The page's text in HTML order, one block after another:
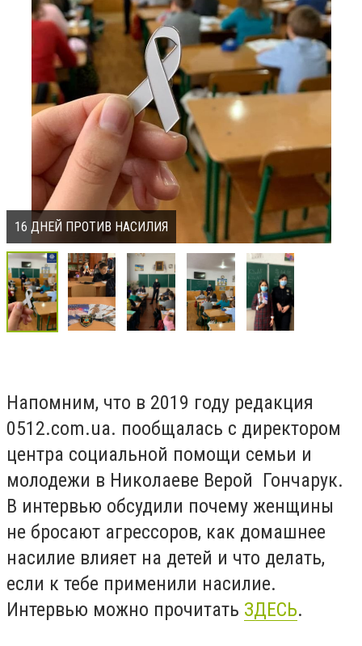
16 ДНЕЙ ПРОТИВ НАСИЛИЯ
Напомним, что в 2019 году редакция
0512.com.ua. пообщалась с директором
центра социальной помощи семьи и
молодежи в Николаеве Верой Гончарук.
В интервью обсудили почему женщины
не бросают агрессоров, как домашнее
насилие влияет на детей и что делать,
если к тебе применили насилие.
Интервью можно прочитать ЗДЕСЬ.